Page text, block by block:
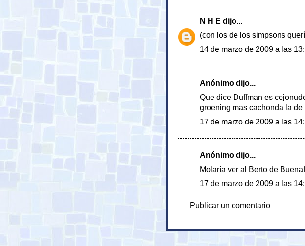
N H E dijo...
(con los de los simpsons
14 de marzo de 2009 a las
Anónimo dijo...
Que dice Duffman es
groening mas cachonda la
17 de marzo de 2009 a las
Anónimo dijo...
Molaría ver al Berto de
17 de marzo de 2009 a las
Publicar un comentario